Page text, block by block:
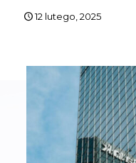
12 lutego, 2025